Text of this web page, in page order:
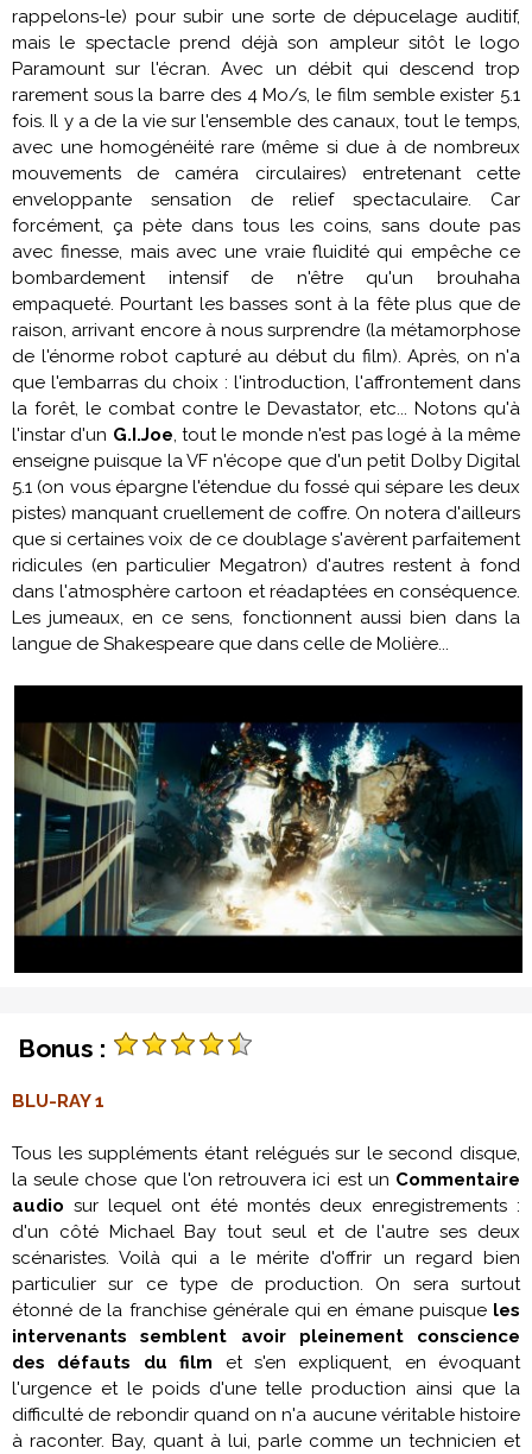
rappelons-le) pour subir une sorte de dépucelage auditif,
mais le spectacle prend déjà son ampleur sitôt le logo
Paramount sur l'écran. Avec un débit qui descend trop
rarement sous la barre des 4 Mo/s, le film semble exister 5.1
fois. Il y a de la vie sur l'ensemble des canaux, tout le temps,
avec une homogénéité rare (même si due à de nombreux
mouvements de caméra circulaires) entretenant cette
enveloppante sensation de relief spectaculaire. Car
forcément, ça pète dans tous les coins, sans doute pas
avec finesse, mais avec une vraie fluidité qui empêche ce
bombardement intensif de n'être qu'un brouhaha
empaqueté. Pourtant les basses sont à la fête plus que de
raison, arrivant encore à nous surprendre (la métamorphose
de l'énorme robot capturé au début du film). Après, on n'a
que l'embarras du choix : l'introduction, l'affrontement dans
la forêt, le combat contre le Devastator, etc... Notons qu'à
l'instar d'un G.I.Joe, tout le monde n'est pas logé à la même
enseigne puisque la VF n'écope que d'un petit Dolby Digital
5.1 (on vous épargne l'étendue du fossé qui sépare les deux
pistes) manquant cruellement de coffre. On notera d'ailleurs
que si certaines voix de ce doublage s'avèrent parfaitement
ridicules (en particulier Megatron) d'autres restent à fond
dans l'atmosphère cartoon et réadaptées en conséquence.
Les jumeaux, en ce sens, fonctionnent aussi bien dans la
langue de Shakespeare que dans celle de Molière...
Bonus :
BLU-RAY 1
Tous les suppléments étant relégués sur le second disque,
la seule chose que l'on retrouvera ici est un Commentaire
audio sur lequel ont été montés deux enregistrements :
d'un côté Michael Bay tout seul et de l'autre ses deux
scénaristes. Voilà qui a le mérite d'offrir un regard bien
particulier sur ce type de production. On sera surtout
étonné de la franchise générale qui en émane puisque les
intervenants semblent avoir pleinement conscience
des défauts du film et s'en expliquent, en évoquant
l'urgence et le poids d'une telle production ainsi que la
difficulté de rebondir quand on n'a aucune véritable histoire
à raconter. Bay, quant à lui, parle comme un technicien et